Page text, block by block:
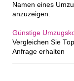
Namen eines
anzuzeigen.
Günstige
Vergleichen Sie
Anfrage erhalten